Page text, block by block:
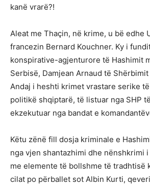
kanë vrarë?!
Aleat me Thaçin, në krime, u bë edhe
francezin Bernard Kouchner. Ky i
konspirative-agjenturore të Hashimit
Serbisë, Damjean Arnaud të Shërbimit
Andaj i heshti krimet vrastare serike
politikë shqiptarë, të listuar nga SHP
ekzekutuar nga bandat e
Këtu zënë fill dosja kriminale e
nga vjen shantazhimi dhe nënshkrimi
me elemente të bollshme të tradhtisë
cilat po përballet sot Albin Kurti,